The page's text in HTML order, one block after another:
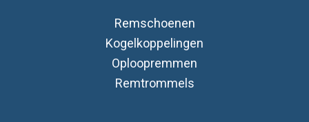
Remschoenen
Kogelkoppelingen
Oploopremmen
Remtrommels